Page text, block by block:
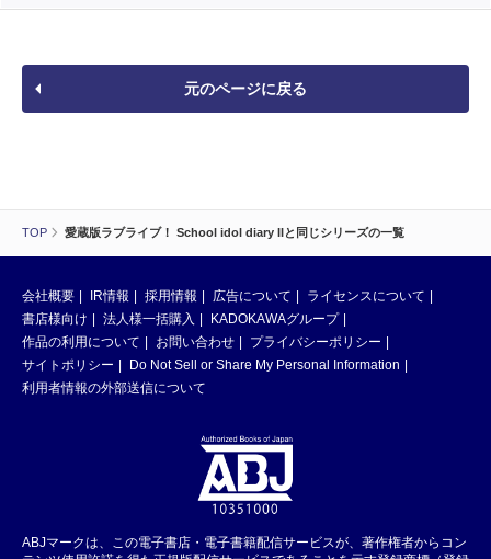
TOP 愛蔵版ラブライブ！ School idol diary IIと同じシリーズの一覧
元のページに戻る
会社概要 IR情報 採用情報 広告について
ライセンスについて
書店様向け
法人様一括購入
KADOKAWAグループ
作品の利用について
お問い合わせ
プライバシーポリシー
サイトポリシー
Do Not Sell or Share My Personal Information
利用者情報の外部送信について
ABJマークは、この電子書店・電子書籍配信サービスが、著作権者からコン